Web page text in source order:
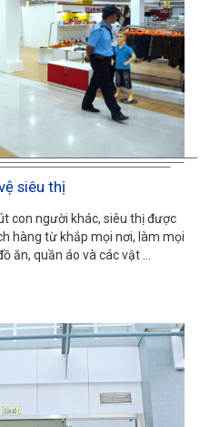
siêu thị
con người khác, siêu thị được
hàng từ khắp mọi nơi, làm mọi
ăn, quần áo và các vật ...